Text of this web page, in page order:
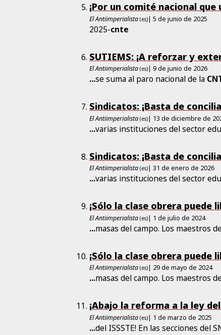
¡Por un comité nacional que
El Antiimperialista (es)| 5 de junio de 2025
2025-cnte
SUTIEMS: ¡A reforzar y
El Antiimperialista (es)| 9 de junio de 2026
...se suma al paro nacional de la
Sindicatos: ¡Basta de
El Antiimperialista (es)| 13 de diciembre de
...varias instituciones del sector
Sindicatos: ¡Basta de
El Antiimperialista (es)| 31 de enero de 2026
...varias instituciones del sector
¡Sólo la clase obrera puede
El Antiimperialista (es)| 1 de julio de 2024
...masas del campo. Los maestros
¡Sólo la clase obrera puede
El Antiimperialista (es)| 29 de mayo de 2024
...masas del campo. Los maestros
¡Abajo la reforma a la ley del
El Antiimperialista (es)| 1 de marzo de 2025
...del ISSSTE! En las secciones del